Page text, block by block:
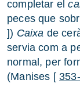
completar el
peces que
]) Caixa de
servia com a
normal, per
(Manises [